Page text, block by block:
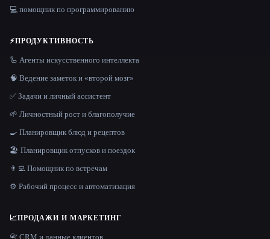
💻 помощник по программированию
⚡ПРОДУКТИВНОСТЬ
🦾 Агенты искусственного интеллекта
🧠 Ведение заметок и «второй мозг»
✅ Задачи и личный ассистент
🌱 Личностный рост и благополучие
🍳 Планировщик блюд и рецептов
🏖 Планировщик отпусков и поездок
👨‍💻 Помощник по встречам
⚙️ Рабочий процесс и автоматизация
📈ПРОДАЖИ И МАРКЕТИНГ
📇 CRM и данные клиентов